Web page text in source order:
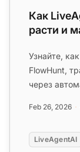
Как
расти и
Узнайте,
FlowHunt,
через
Feb 26, 2026
LiveAgentAI